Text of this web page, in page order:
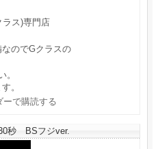
ラス)専門店
のでGクラスの
。
。
秒 BSフジver.